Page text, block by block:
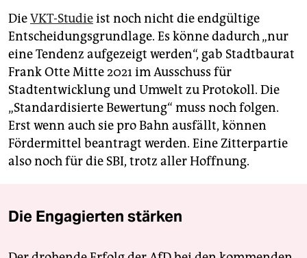
DieVKT-Studieist noch nicht die endgültige
Entscheidungsgrundlage. Es könne dadurch „nur
eine Tendenz aufgezeigt werden“, gab Stadtbaurat
Frank Otte Mitte 2021 im Ausschuss für
Stadtentwicklung und Umwelt zu Protokoll. Die
„Standardisierte Bewertung“ muss noch folgen.
Erst wenn auch sie pro Bahn ausfällt, können
Fördermittel beantragt werden. Eine Zitterpartie
also noch für die SBI, trotz aller Hoffnung.
Die Engagierten stärken